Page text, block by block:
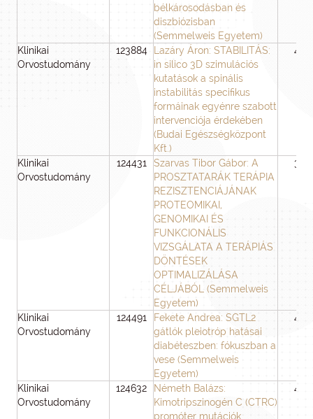
bélkárosodásban és
diszbiózisban
(Semmelweis Egyetem)
Klinikai
Orvostudomány
123884
Lazáry Áron: STABILITÁS:
in silico 3D szimulációs
kutatások a spinális
instabilitás specifikus
formáinak egyénre szabott
intervenciója érdekében
(Budai Egészségközpont
Kft.)
48
Klinikai
Orvostudomány
124431
Szarvas Tibor Gábor: A
PROSZTATARÁK TERÁPIA
REZISZTENCIÁJÁNAK
PROTEOMIKAI,
GENOMIKAI ÉS
FUNKCIONÁLIS
VIZSGÁLATA A TERÁPIÁS
DÖNTÉSEK
OPTIMALIZÁLÁSA
CÉLJÁBÓL (Semmelweis
Egyetem)
36
Klinikai
Orvostudomány
124491
Fekete Andrea: SGTL2
gátlók pleiotróp hatásai
diabéteszben: fókuszban a
vese (Semmelweis
Egyetem)
48
Klinikai
Orvostudomány
124632
Németh Balázs:
Kimotripszinogén C (CTRC)
promóter mutációk
48